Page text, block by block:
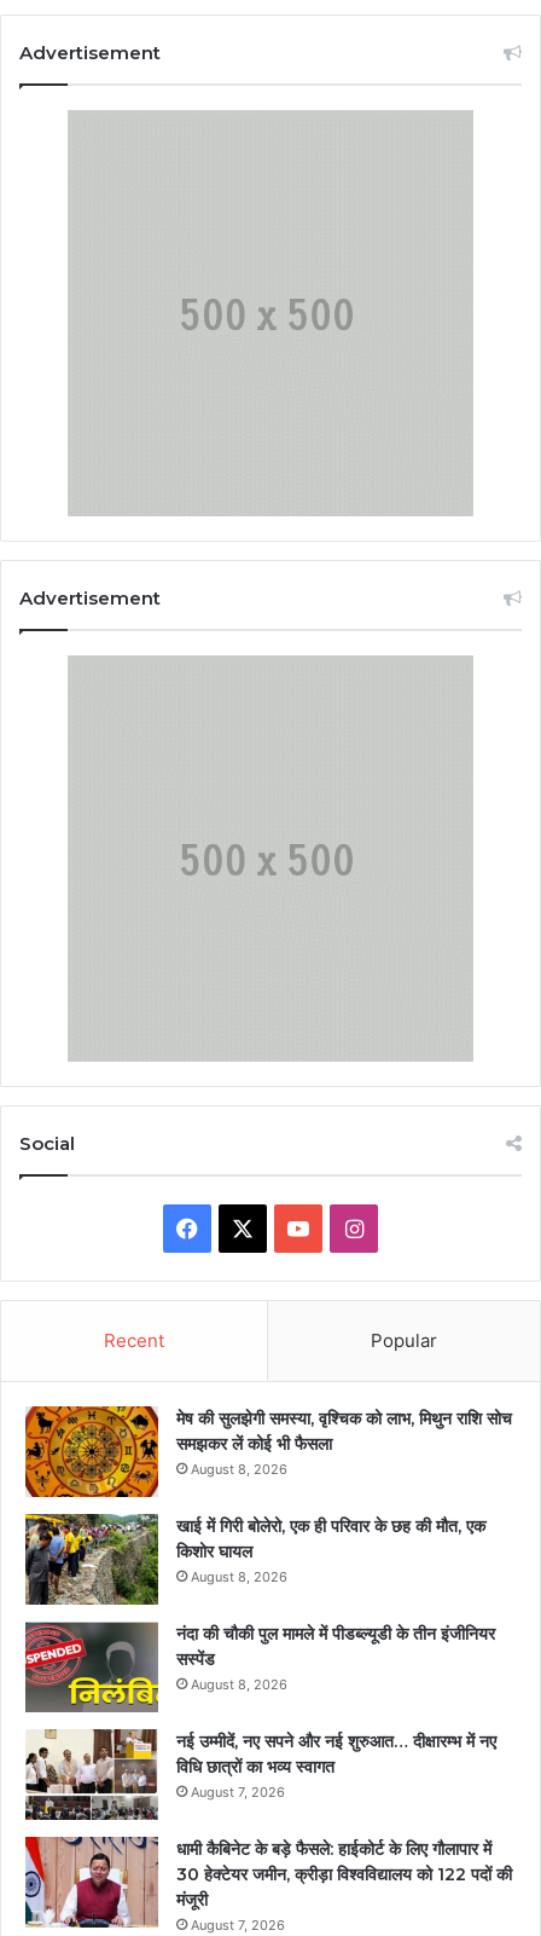
Advertisement
Advertisement
Social
Facebook YouTubeInstagram
Recent Popular
मेष की सुलझेगी समस्या, वृश्चिक को लाभ, मिथुन राशि सोच
समझकर लें कोई भी फैसला
August 8, 2026
खाई में गिरी बोलेरो, एक ही परिवार के छह की मौत, एक
किशोर घायल
August 8, 2026
नंदा की चौकी पुल मामले में पीडब्ल्यूडी के तीन इंजीनियर
सस्पेंड
August 8, 2026
नई उम्मीदें, नए सपने और नई शुरुआत… दीक्षारम्भ में नए
विधि छात्रों का भव्य स्वागत
August 7, 2026
धामी कैबिनेट के बड़े फैसले: हाईकोर्ट के लिए गौलापार में
30 हेक्टेयर जमीन, क्रीड़ा विश्वविद्यालय को 122 पदों की
मंजूरी
August 7, 2026